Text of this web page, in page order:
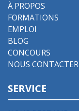
À PROPOS
FORMATIONS
EMPLOI
BLOG
CONCOURS
NOUS CONTACTER
SERVICE